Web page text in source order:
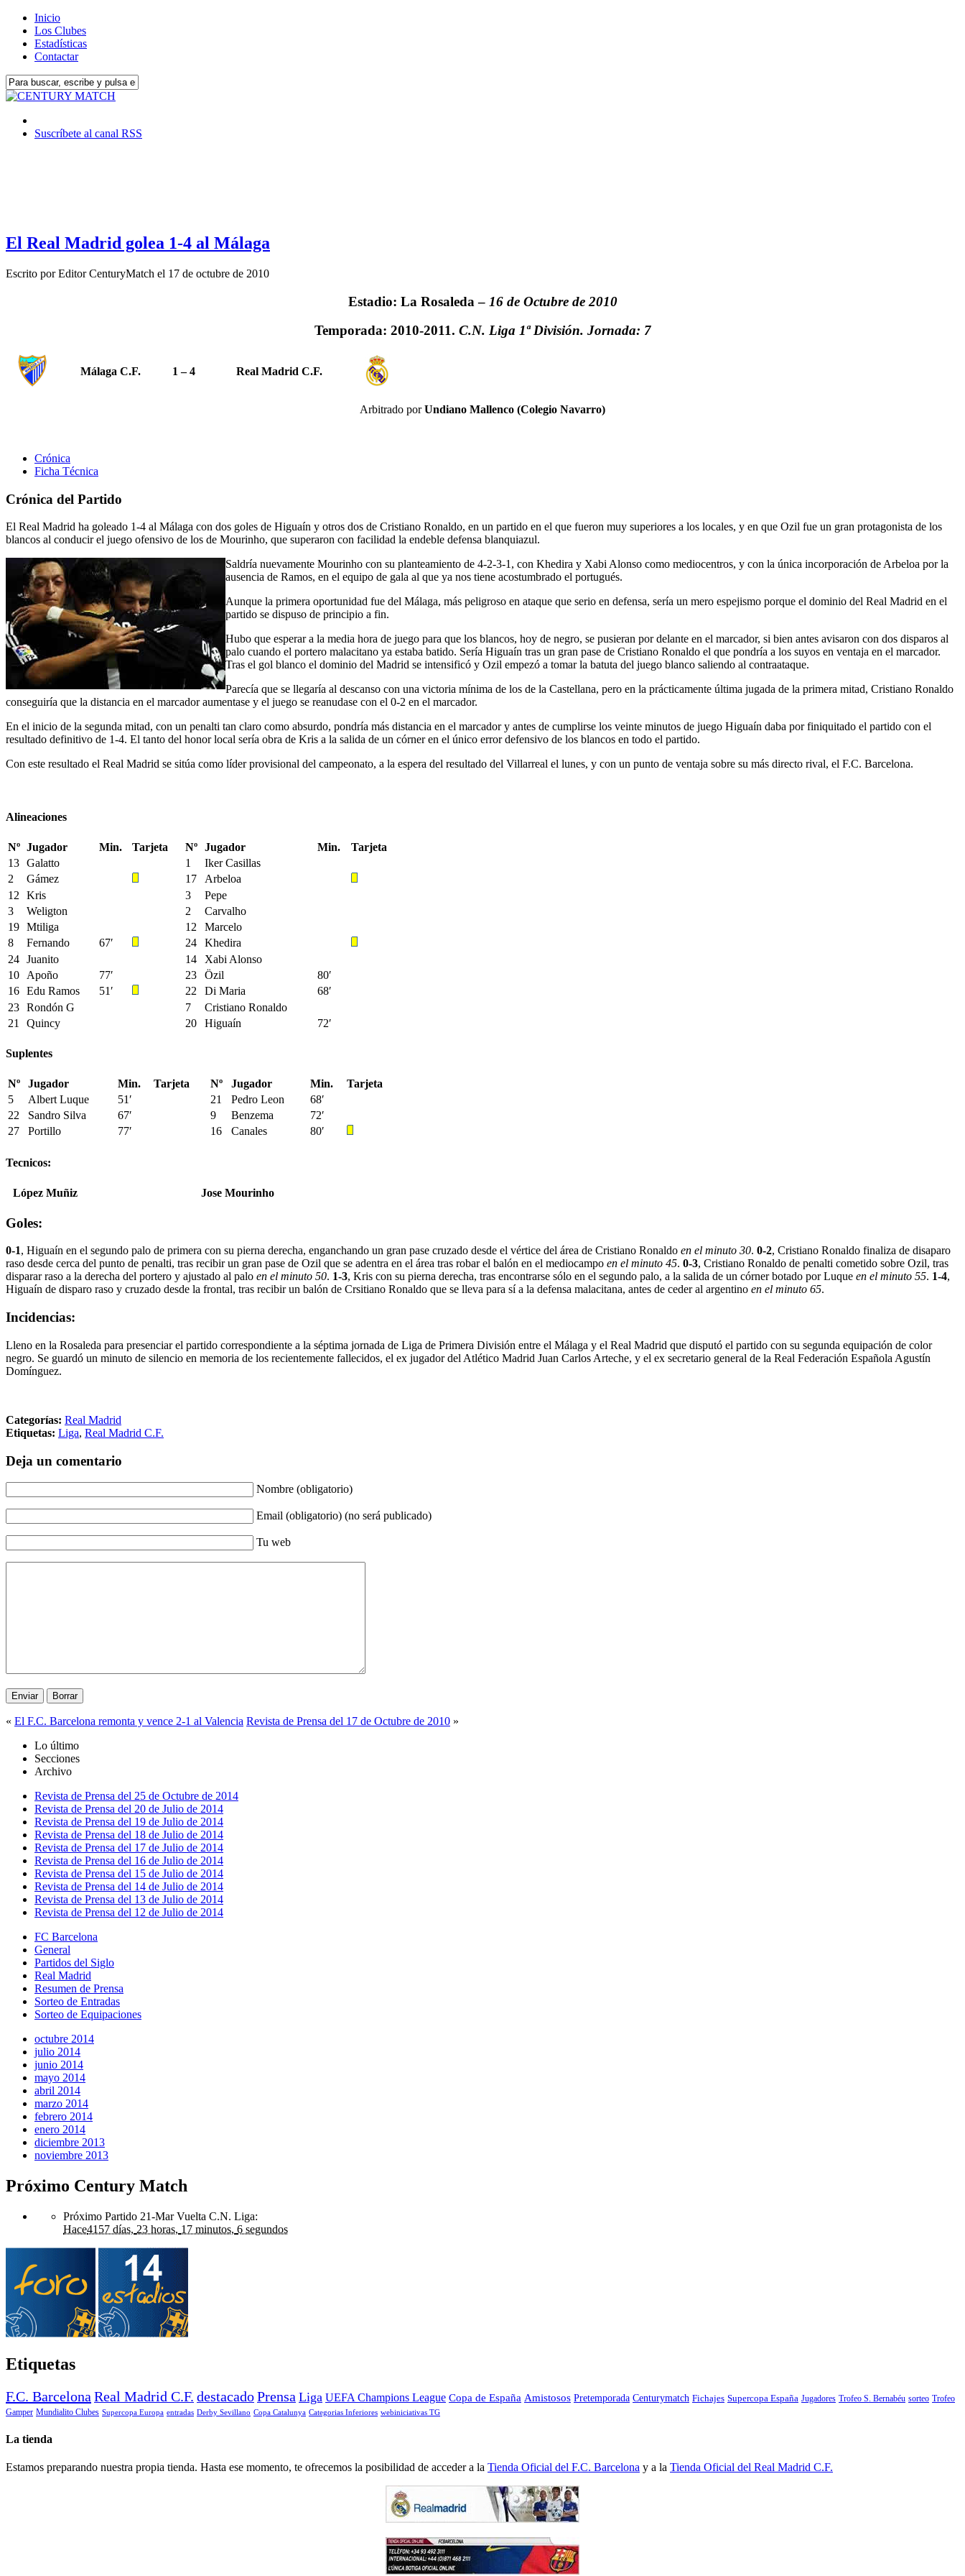
Inicio
Los Clubes
Estadísticas
Contactar
Suscríbete al canal RSS
El Real Madrid golea 1-4 al Málaga
Escrito porEditor CenturyMatch el 17 de octubre de 2010
Estadio: La Rosaleda – 16 de Octubre de 2010
Temporada: 2010-2011. C.N. Liga 1ª División. Jornada: 7
Málaga C.F. 1 – 4 Real Madrid C.F.
Arbitrado porUndiano Mallenco (Colegio Navarro)
Crónica
Ficha Técnica
Crónica del Partido
El Real Madrid ha goleado 1-4 al Málaga con dos goles de Higuaín y otros dos de Cristiano Ronaldo, en un partido en el que fueron muy superiores a los locales, y en que Ozil fue un gran protagonista de los
blancos al conducir el juego ofensivo de los de Mourinho, que superaron con facilidad la endeble defensa blanquiazul.
Saldría nuevamente Mourinho con su planteamiento de 4-2-3-1, con Khedira y Xabi Alonso como mediocentros, y con la única incorporación de Arbeloa por la
ausencia de Ramos, en el equipo de gala al que ya nos tiene acostumbrado el portugués.
Aunque la primera oportunidad fue del Málaga, más peligroso en ataque que serio en defensa, sería un mero espejismo porque el dominio del Real Madrid en el
partido se dispuso de principio a fin.
Hubo que esperar a la media hora de juego para que los blancos, hoy de negro, se pusieran por delante en el marcador, si bien antes avisaron con dos disparos al
palo cuando el portero malacitano ya estaba batido. Sería Higuaín tras un gran pase de Cristiano Ronaldo el que pondría a los suyos en ventaja en el marcador.
Tras el gol blanco el dominio del Madrid se intensificó y Ozil empezó a tomar la batuta del juego blanco saliendo al contraataque.
Parecía que se llegaría al descanso con una victoria mínima de los de la Castellana, pero en la prácticamente última jugada de la primera mitad, Cristiano Ronaldo
conseguiría que la distancia en el marcador aumentase y el juego se reanudase con el 0-2 en el marcador.
En el inicio de la segunda mitad, con un penalti tan claro como absurdo, pondría más distancia en el marcador y antes de cumplirse los veinte minutos de juego Higuaín daba por finiquitado el partido con el
resultado definitivo de 1-4. El tanto del honor local sería obra de Kris a la salida de un córner en el único error defensivo de los blancos en todo el partido.
Con este resultado el Real Madrid se sitúa como líder provisional del campeonato, a la espera del resultado del Villarreal el lunes, y con un punto de ventaja sobre su más directo rival, el F.C. Barcelona.
Alineaciones
Nº Jugador Min. Tarjeta Nº Jugador Min.
Tarjeta
13 Galatto 1
Iker Casillas
2
Gámez 17
Arbeloa
12
Kris 3
Pepe
3
Weligton 2
Carvalho
19 Mtiliga 12
Marcelo
8
Fernando 67′ 24
Khedira
24 Juanito 14
Xabi Alonso
10
Apoño 77′ 23 Özil
80′
16 Edu Ramos 51′ 22 Di Maria
68′
23 Rondón G 7
Cristiano Ronaldo
21
Quincy 20 Higuaín 72′
Suplentes
Nº Jugador Min. Tarjeta Nº Jugador Min.
Tarjeta
5
Albert Luque 51′ 21 Pedro Leon
68′
22
Sandro Silva 67′ 9 Benzema
72′
27
Portillo 77′ 16 Canales 80′
Tecnicos:
López Muñiz Jose Mourinho
Goles:
0-1, Higuaín en el segundo palo de primera con su pierna derecha, enganchando un gran pase cruzado desde el vértice del área de Cristiano Ronaldo en el minuto 30. 0-2, Cristiano Ronaldo finaliza de disaparo
raso desde cerca del punto de penalti, tras recibir un gran pase de Ozil que se adentra en el área tras robar el balón en el mediocampo en el minuto 45. 0-3, Cristiano Ronaldo de penalti cometido sobre Ozil, tras
disparar raso a la derecha del portero y ajustado al palo en el minuto 50. 1-3, Kris con su pierna derecha, tras encontrarse sólo en el segundo palo, a la salida de un córner botado por Luque en el minuto 55. 1-4,
Higuaín de disparo raso y cruzado desde la frontal, tras recibir un balón de Crsitiano Ronaldo que se lleva para sí a la defensa malacitana, antes de ceder al argentino en el minuto 65.
Incidencias:
Lleno en la Rosaleda para presenciar el partido correspondiente a la séptima jornada de Liga de Primera División entre el Málaga y el Real Madrid que disputó el partido con su segunda equipación de color
negro. Se guardó un minuto de silencio en memoria de los recientemente fallecidos, el ex jugador del Atlético Madrid Juan Carlos Arteche, y el ex secretario general de la Real Federación Española Agustín
Domínguez.
Categorías: Real Madrid
Etiquetas: Liga, Real Madrid C.F.
Deja un comentario
Nombre (obligatorio)
Email (obligatorio) (no será publicado)
Tu web
« El F.C. Barcelona remonta y vence 2-1 al Valencia Revista de Prensa del 17 de Octubre de 2010 »
Lo último
Secciones
Archivo
Revista de Prensa del 25 de Octubre de 2014
Revista de Prensa del 20 de Julio de 2014
Revista de Prensa del 19 de Julio de 2014
Revista de Prensa del 18 de Julio de 2014
Revista de Prensa del 17 de Julio de 2014
Revista de Prensa del 16 de Julio de 2014
Revista de Prensa del 15 de Julio de 2014
Revista de Prensa del 14 de Julio de 2014
Revista de Prensa del 13 de Julio de 2014
Revista de Prensa del 12 de Julio de 2014
FC Barcelona
General
Partidos del Siglo
Real Madrid
Resumen de Prensa
Sorteo de Entradas
Sorteo de Equipaciones
octubre 2014
julio 2014
junio 2014
mayo 2014
abril 2014
marzo 2014
febrero 2014
enero 2014
diciembre 2013
noviembre 2013
Próximo Century Match
Próximo Partido 21-Mar Vuelta C.N. Liga:
Hace4157 días, 23 horas, 17 minutos, 6 segundos
Etiquetas
F.C. Barcelona Real Madrid C.F. destacadoPrensa Liga UEFA Champions League Copa de España Amistosos Pretemporada Centurymatch Fichajes Supercopa España Jugadores Trofeo S. Bernabéu sorteo Trofeo
Gamper Mundialito Clubes Supercopa Europa entradas Derby Sevillano Copa Catalunya Categorias Inferiores webiniciativas TG
La tienda
Estamos preparando nuestra propia tienda. Hasta ese momento, te ofrecemos la posibilidad de acceder a la Tienda Oficial del F.C. Barcelona y a la Tienda Oficial del Real Madrid C.F.